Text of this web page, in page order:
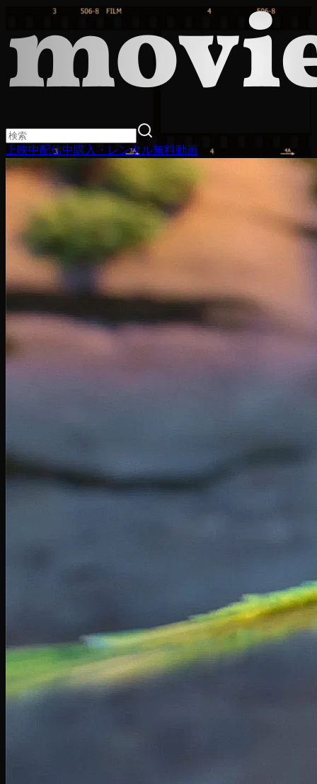
上映中配信中購入・レンタル無料動画